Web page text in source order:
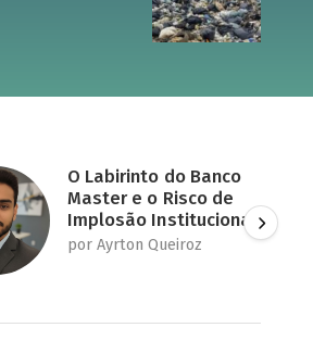
O Labirinto do Banco
Master e o Risco de
Implosão Institucional
por Ayrton Queiroz